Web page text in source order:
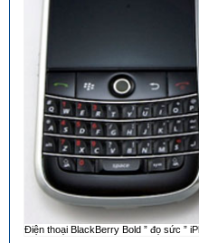
Điện thoại BlackBerry Bold ” đọ sức ”